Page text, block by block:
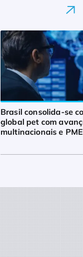
Brasil consolida-se
global pet com
multinacionais e